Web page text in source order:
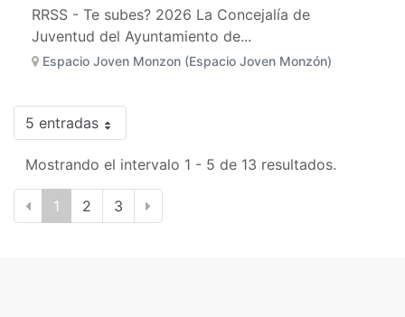
RRSS - Te subes? 2026 La Concejalía de
Juventud del Ayuntamiento de...
Espacio Joven Monzon (Espacio Joven Monzón)
5 entradas
Mostrando el intervalo 1 - 5 de 13 resultados.
1 2 3